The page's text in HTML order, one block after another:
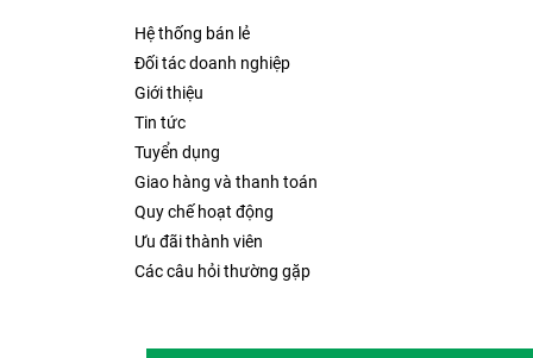
Hệ thống bán lẻ
Đối tác doanh nghiệp
Giới thiệu
Tin tức
Tuyển dụng
Giao hàng và thanh toán
Quy chế hoạt động
Ưu đãi thành viên
Các câu hỏi thường gặp